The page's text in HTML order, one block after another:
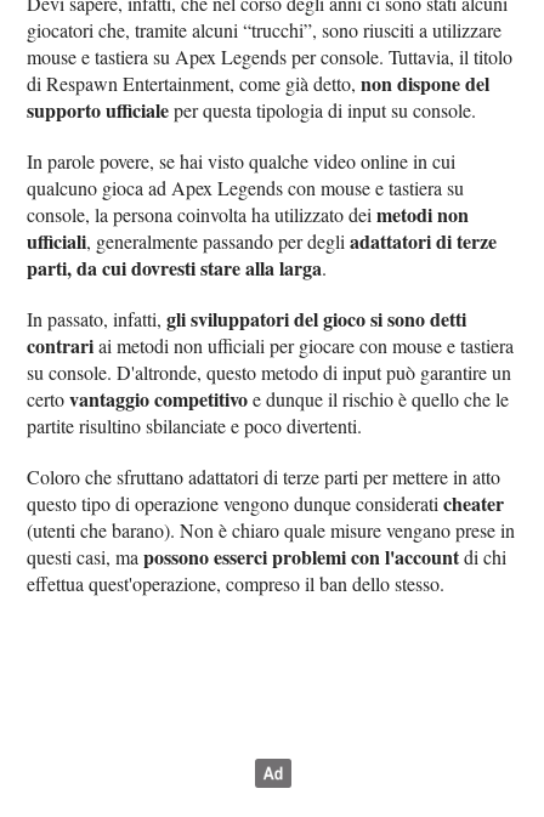
giocatori che, tramite alcuni “trucchi”, sono riusciti a utilizzare
mouse e tastiera su Apex Legends per console. Tuttavia, il titolo
di Respawn Entertainment, come già detto,non dispone del
supporto ufficialeper questa tipologia di input su console.
In parole povere, se hai visto qualche video online in cui
qualcuno gioca ad Apex Legends con mouse e tastiera su
console, la persona coinvolta ha utilizzato deimetodi non
ufficiali, generalmente passando per degliadattatori di terze
parti, da cui dovresti stare alla larga.
In passato, infatti,gli sviluppatori del gioco si sono detti
contrariai metodi non ufficiali per giocare con mouse e tastiera
su console. D'altronde, questo metodo di input può garantire un
certovantaggio competitivoe dunque il rischio è quello che le
partite risultino sbilanciate e poco divertenti.
Coloro che sfruttano adattatori di terze parti per mettere in atto
questo tipo di operazione vengono dunque consideraticheater
(utenti che barano). Non è chiaro quale misure vengano prese in
questi casi, mapossono esserci problemi con l'accountdi chi
effettua quest'operazione, compreso il ban dello stesso.